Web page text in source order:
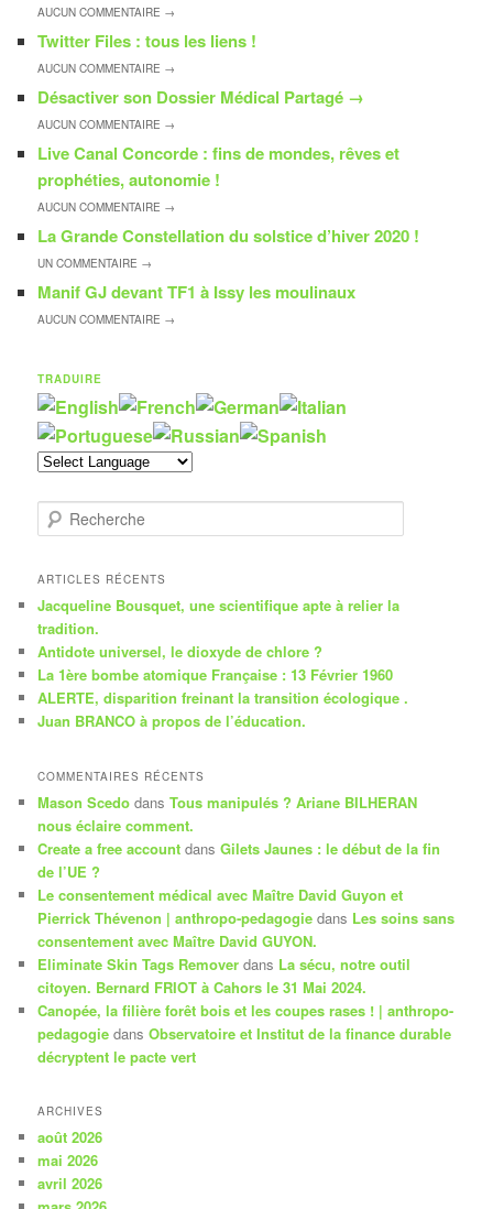
AUCUNCOMMENTAIRE →
Twitter Files : tous les liens !
AUCUNCOMMENTAIRE →
Désactiver son Dossier Médical Partagé →
AUCUNCOMMENTAIRE →
Live Canal Concorde : fins de mondes, rêves et
prophéties, autonomie !
AUCUNCOMMENTAIRE →
La Grande Constellation du solstice d’hiver 2020 !
UNCOMMENTAIRE →
Manif GJ devant TF1 à Issy les moulinaux
AUCUNCOMMENTAIRE →
TRADUIRE
e
h
r
c
h
e
ARTICLES RÉCENTS
Jacqueline Bousquet, une scientifique apte à relier la
tradition.
Antidote universel, le dioxyde de chlore ?
La 1ère bombe atomique Française : 13 Février 1960
ALERTE, disparition freinant la transition écologique .
Juan BRANCO à propos de l’éducation.
COMMENTAIRES RÉCENTS
Mason Scedo dansTous manipulés ? Ariane BILHERAN
nous éclaire comment.
Create a free account dansGilets Jaunes : le début de la fin
de l’UE ?
Le consentement médical avec Maître David Guyon et
Pierrick Thévenon | anthropo-pedagogie dans Les soins sans
consentement avec Maître David GUYON.
Eliminate Skin Tags Remover dans La sécu, notre outil
citoyen. Bernard FRIOT à Cahors le 31 Mai 2024.
Canopée, la filière forêt bois et les coupes rases ! | anthropo-
pedagogie dansObservatoire et Institut de la finance durable
décryptent le pacte vert
ARCHIVES
août 2026
mai 2026
avril 2026